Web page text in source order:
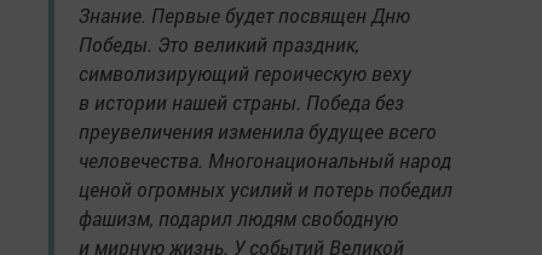
Знание. Первые будет посвящен Дню
Победы. Это великий праздник,
символизирующий героическую веху
в истории нашей страны. Победа без
преувеличения изменила будущее всего
человечества. Многонациональный народ
ценой огромных усилий и потерь победил
фашизм, подарил людям свободную
и мирную жизнь. У событий Великой